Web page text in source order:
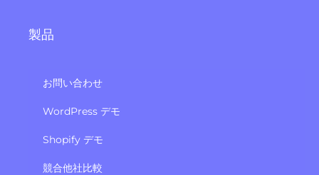
製品
お問い合わせ
WordPress デモ
Shopify デモ
競合他社比較